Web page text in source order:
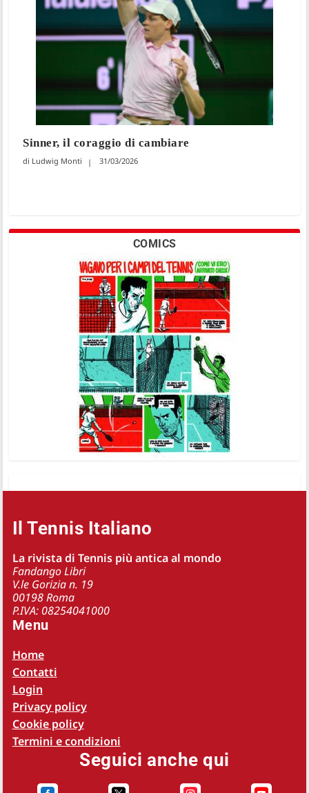
Sinner, il coraggio di cambiare
Ludwig Monti 31/03/2026
COMICS
Il Tennis Italiano
La rivista di Tennis più antica al mondo
Fandango Libri
V.le Gorizia n. 19
00198 Roma
P.IVA: 08254041000
Menu
Home
Contatti
Login
Privacy policy
Cookie policy
Termini e condizioni
Seguici anche qui